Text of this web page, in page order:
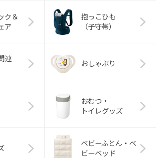
ク＆
ア
抱っこひも
（子守帯）
連
おしゃぶり
おむつ・
トイレグッズ
ベビーふとん・ベ
ビーベッド